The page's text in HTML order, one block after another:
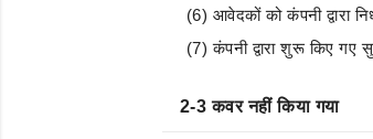
(6) आवेदकों को कंपनी द्वारा
(7) कंपनी द्वारा शुरू किए गए
2-3 कवर नहीं किया गया